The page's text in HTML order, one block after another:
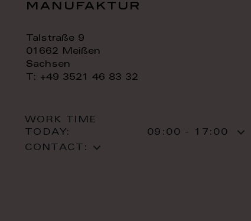
manufaktur
Talstraße 9
01662 Meißen
Sachsen
T: +49 3521 46 83 32
WORK TIME
TODAY:
09:00 - 17:00
CONTACT: